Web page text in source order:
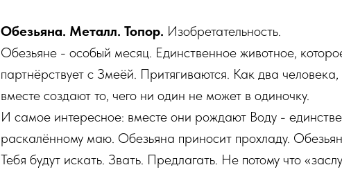
Обезьяна. Металл. Топор. Изобретательность.
Обезьяне - особый месяц. Единственное животное,
партнёрствует с Змеёй. Притягиваются. Как два
вместе создают то, чего ни один не может в одиночку.
И самое интересное: вместе они рождают Воду -
раскалённому маю. Обезьяна приносит прохладу.
Тебя будут искать. Звать. Предлагать. Не потому что